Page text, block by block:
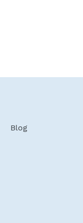
Blog